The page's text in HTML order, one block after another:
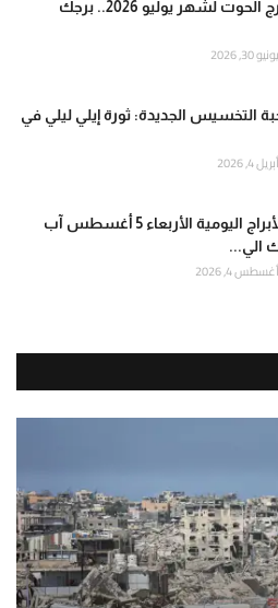
توقعات برج الحوت لشهر يوليو 2026.. برجك
يونيو 30, 2026
التخسيس الجديدة: ثورة إيلي ليلي في
أبريل 4, 2026
توقعات الأبراج اليومية الأربعاء 5 أغسطس آب
أغسطس 4, 2026